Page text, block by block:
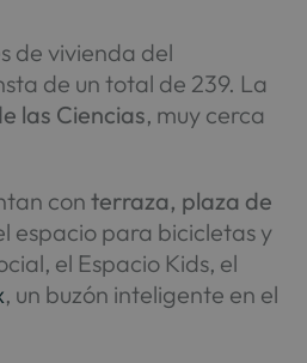
de vivienda del
de un total de 239. La
las Ciencias, muy cerca
conterraza, plaza de
espacio para bicicletas y
el Espacio Kids, el
, un buzón inteligente en el